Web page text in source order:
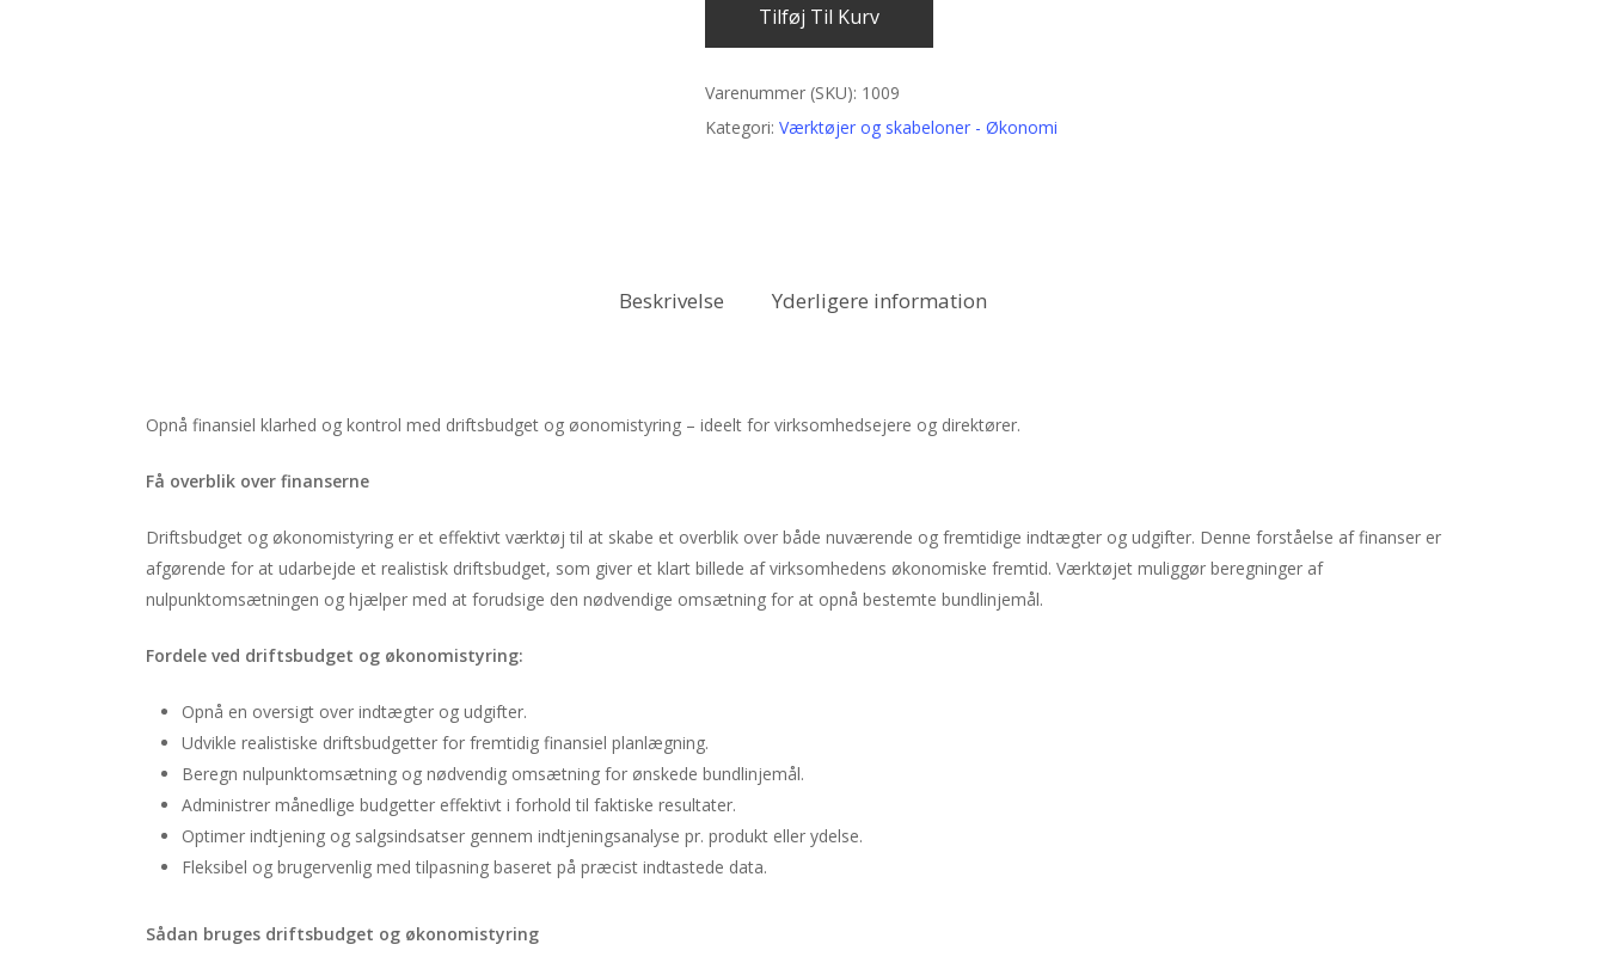
Tilføj Til Kurv
Varenummer (SKU): 1009
Kategori: Værktøjer og skabeloner - Økonomi
Beskrivelse Yderligere information
Opnå finansiel klarhed og kontrol med driftsbudget og øonomistyring – ideelt for virksomhedsejere og direktører.
Få overblik over finanserne
Driftsbudget og økonomistyring er et effektivt værktøj til at skabe et overblik over både nuværende og fremtidige indtægter og udgifter. Denne forståelse af finanser er
afgørende for at udarbejde et realistisk driftsbudget, som giver et klart billede af virksomhedens økonomiske fremtid. Værktøjet muliggør beregninger af
nulpunktomsætningen og hjælper med at forudsige den nødvendige omsætning for at opnå bestemte bundlinjemål.
Fordele ved driftsbudget og økonomistyring:
Opnå en oversigt over indtægter og udgifter.
Udvikle realistiske driftsbudgetter for fremtidig finansiel planlægning.
Beregn nulpunktomsætning og nødvendig omsætning for ønskede bundlinjemål.
Administrer månedlige budgetter effektivt i forhold til faktiske resultater.
Optimer indtjening og salgsindsatser gennem indtjeningsanalyse pr. produkt eller ydelse.
Fleksibel og brugervenlig med tilpasning baseret på præcist indtastede data.
Sådan bruges driftsbudget og økonomistyring